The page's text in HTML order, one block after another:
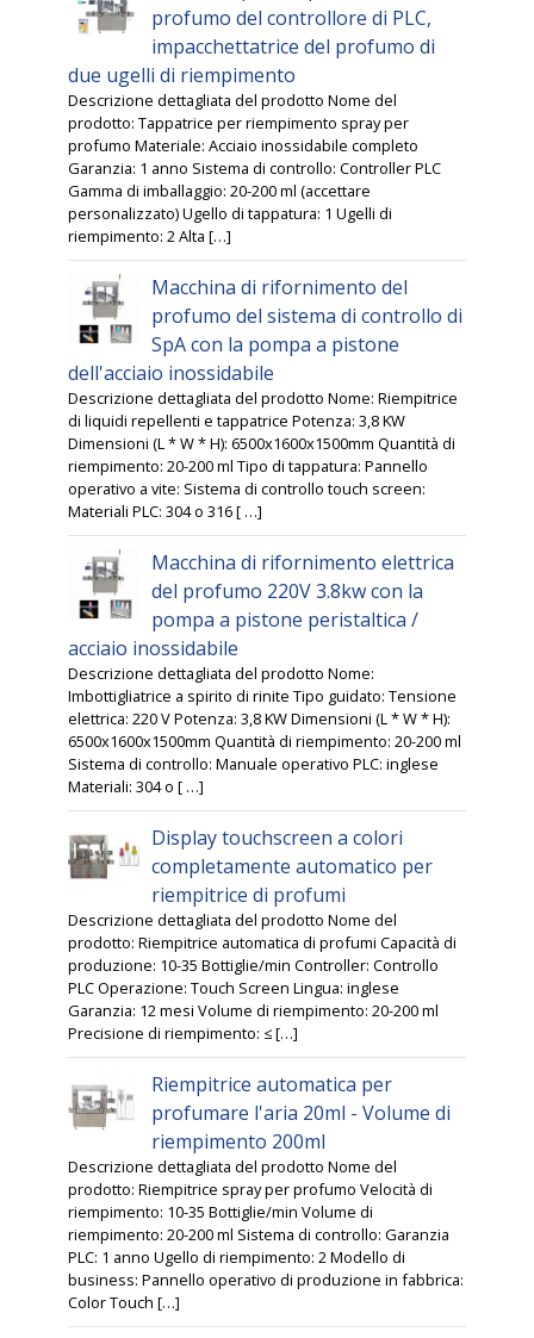
profumo del controllore di PLC,
impacchettatrice del profumo di
due ugelli di riempimento
Descrizione dettagliata del prodotto Nome del
prodotto: Tappatrice per riempimento spray per
profumo Materiale: Acciaio inossidabile completo
Garanzia: 1 anno Sistema di controllo: Controller PLC
Gamma di imballaggio: 20-200 ml (accettare
personalizzato) Ugello di tappatura: 1 Ugelli di
riempimento: 2 Alta […]
Macchina di rifornimento del
profumo del sistema di controllo di
SpA con la pompa a pistone
dell'acciaio inossidabile
Descrizione dettagliata del prodotto Nome: Riempitrice
di liquidi repellenti e tappatrice Potenza: 3,8 KW
Dimensioni (L * W * H): 6500x1600x1500mm Quantità di
riempimento: 20-200 ml Tipo di tappatura: Pannello
operativo a vite: Sistema di controllo touch screen:
Materiali PLC: 304 o 316 [ …]
Macchina di rifornimento elettrica
del profumo 220V 3.8kw con la
pompa a pistone peristaltica /
acciaio inossidabile
Descrizione dettagliata del prodotto Nome:
Imbottigliatrice a spirito di rinite Tipo guidato: Tensione
elettrica: 220 V Potenza: 3,8 KW Dimensioni (L * W * H):
6500x1600x1500mm Quantità di riempimento: 20-200 ml
Sistema di controllo: Manuale operativo PLC: inglese
Materiali: 304 o [ …]
Display touchscreen a colori
completamente automatico per
riempitrice di profumi
Descrizione dettagliata del prodotto Nome del
prodotto: Riempitrice automatica di profumi Capacità di
produzione: 10-35 Bottiglie/min Controller: Controllo
PLC Operazione: Touch Screen Lingua: inglese
Garanzia: 12 mesi Volume di riempimento: 20-200 ml
Precisione di riempimento: ≤ […]
Riempitrice automatica per
profumare l'aria 20ml - Volume di
riempimento 200ml
Descrizione dettagliata del prodotto Nome del
prodotto: Riempitrice spray per profumo Velocità di
riempimento: 10-35 Bottiglie/min Volume di
riempimento: 20-200 ml Sistema di controllo: Garanzia
PLC: 1 anno Ugello di riempimento: 2 Modello di
business: Pannello operativo di produzione in fabbrica:
Color Touch […]